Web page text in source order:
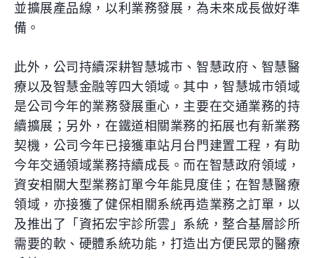
並擴展產品線，以利業務發展，為未來成長做好準
備。
此外，公司持續深耕智慧城市、智慧政府、智慧醫
療以及智慧金融等四大領域。其中，智慧城市領域
是公司今年的業務發展重心，主要在交通業務的持
續擴展；另外，在鐵道相關業務的拓展也有新業務
契機，公司今年已接獲車站月台門建置工程，有助
今年交通領域業務持續成長。而在智慧政府領域，
資安相關大型業務訂單今年能見度佳；在智慧醫療
領域，亦接獲了健保相關系統再造業務之訂單，以
及推出了「資拓宏宇診所雲」系統，整合基層診所
需要的軟、硬體系統功能，打造出方便民眾的醫療